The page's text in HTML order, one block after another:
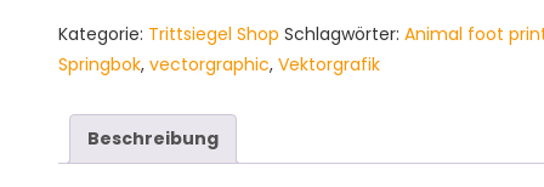
Springbok,
Antidorcas
Menge
Kategorie: Trittsiegel Shop Schlagwörter:Animal foot
Springbok,vectorgraphic,Vektorgrafik
Beschreibung